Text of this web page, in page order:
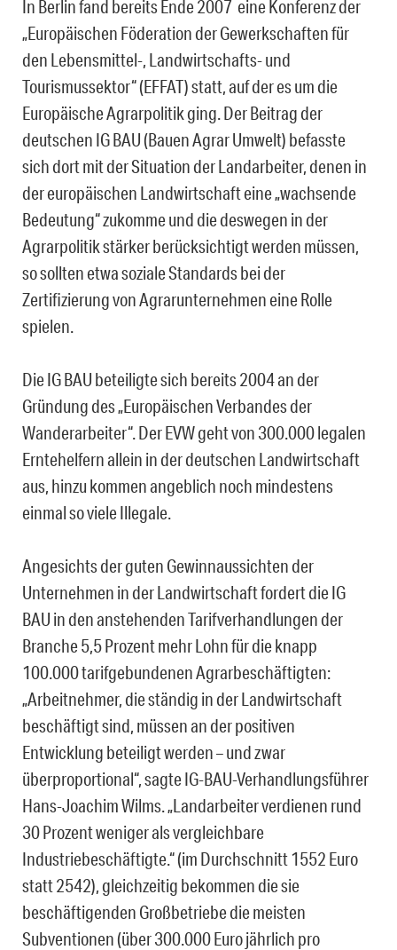
In Berlin fand bereits Ende 2007 eine Konferenz der
„Europäischen Föderation der Gewerkschaften für
den Lebensmittel-, Landwirtschafts- und
Tourismussektor“ (EFFAT) statt, auf der es um die
Europäische Agrarpolitik ging. Der Beitrag der
deutschen IG BAU (Bauen Agrar Umwelt) befasste
sich dort mit der Situation der Landarbeiter, denen in
der europäischen Landwirtschaft eine „wachsende
Bedeutung“ zukomme und die deswegen in der
Agrarpolitik stärker berücksichtigt werden müssen,
so sollten etwa soziale Standards bei der
Zertifizierung von Agrarunternehmen eine Rolle
spielen.
Die IG BAU beteiligte sich bereits 2004 an der
Gründung des „Europäischen Verbandes der
Wanderarbeiter“. Der EVW geht von 300.000 legalen
Erntehelfern allein in der deutschen Landwirtschaft
aus, hinzu kommen angeblich noch mindestens
einmal so viele Illegale.
Angesichts der guten Gewinnaussichten der
Unternehmen in der Landwirtschaft fordert die IG
BAU in den anstehenden Tarifverhandlungen der
Branche 5,5 Prozent mehr Lohn für die knapp
100.000 tarifgebundenen Agrarbeschäftigten:
„Arbeitnehmer, die ständig in der Landwirtschaft
beschäftigt sind, müssen an der positiven
Entwicklung beteiligt werden – und zwar
überproportional“, sagte IG-BAU-Verhandlungsführer
Hans-Joachim Wilms. „Landarbeiter verdienen rund
30 Prozent weniger als vergleichbare
Industriebeschäftigte.“ (im Durchschnitt 1552 Euro
statt 2542), gleichzeitig bekommen die sie
beschäftigenden Großbetriebe die meisten
Subventionen (über 300.000 Euro jährlich pro